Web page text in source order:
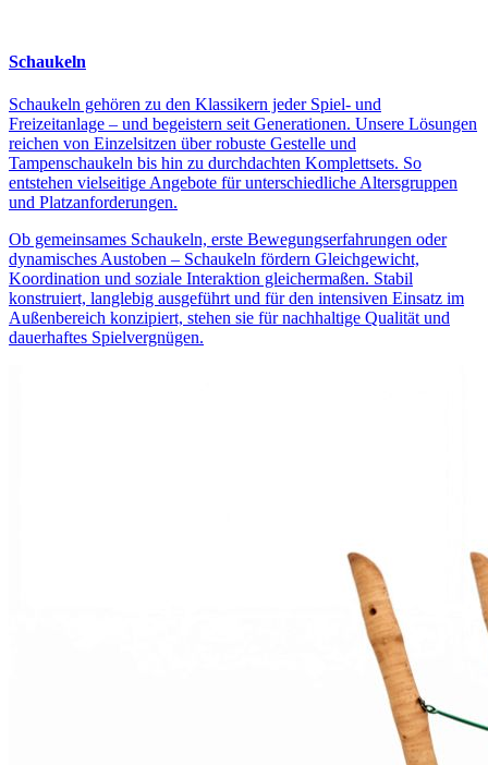
Schaukeln
Schaukeln gehören zu den Klassikern jeder Spiel- und
Freizeitanlage – und begeistern seit Generationen. Unsere Lösungen
reichen von Einzelsitzen über robuste Gestelle und
Tampenschaukeln bis hin zu durchdachten Komplettsets. So
entstehen vielseitige Angebote für unterschiedliche Altersgruppen
und Platzanforderungen.
Ob gemeinsames Schaukeln, erste Bewegungserfahrungen oder
dynamisches Austoben – Schaukeln fördern Gleichgewicht,
Koordination und soziale Interaktion gleichermaßen. Stabil
konstruiert, langlebig ausgeführt und für den intensiven Einsatz im
Außenbereich konzipiert, stehen sie für nachhaltige Qualität und
dauerhaftes Spielvergnügen.